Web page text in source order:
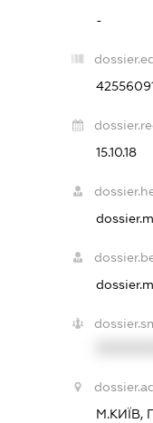
-
15.10.18
М.КИЇВ,